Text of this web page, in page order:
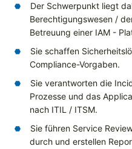
Der Schwerpunkt liegt
Berechtigungswesen /
Betreuung einer IAM -
Sie schaffen
Compliance-Vorgaben.
Sie verantworten die
Prozesse und das
nach ITIL / ITSM.
Sie führen Service
durch und erstellen